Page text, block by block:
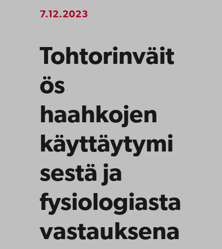
7.12.2023
Tohtorinväit
ös
haahkojen
käyttäytymi
sestä ja
fysiologiasta
vastauksena